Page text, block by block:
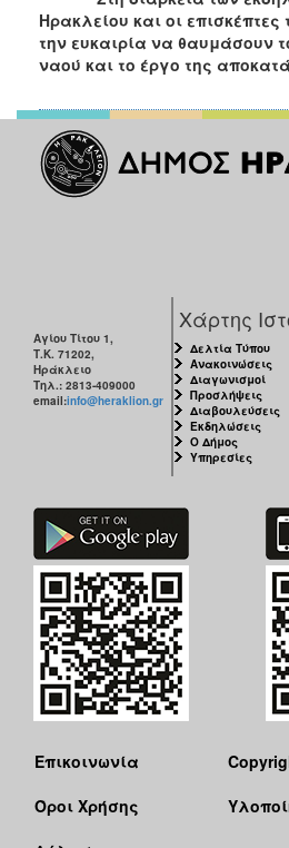
Ηρακλείου και οι
την ευκαιρία να θαυμάσουν
ναού και το έργο της
Αγίου Τίτου 1,
Τ.Κ. 71202,
Ηράκλειο
Τηλ.: 2813-409000
email:info@heraklion.gr
Χάρτης
Δελτία Τύπου
Ανακοινώσεις
Διαγωνισμοί
Προσλήψεις
Διαβουλεύσεις
Εκδηλώσεις
Ο Δήμος
Υπηρεσίες
Επικοινωνία
Όροι Χρήσης